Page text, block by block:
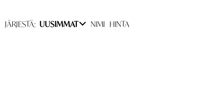
JÄRJESTÄ: UUSIMMAT NIMI HINTA